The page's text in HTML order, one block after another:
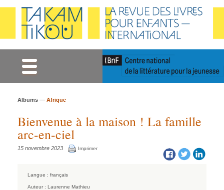
Albums — Afrique
Bienvenue à la maison ! La famille
arc-en-ciel
15 novembre 2023 Imprimer
Langue : français
Auteur : Laurenne Mathieu